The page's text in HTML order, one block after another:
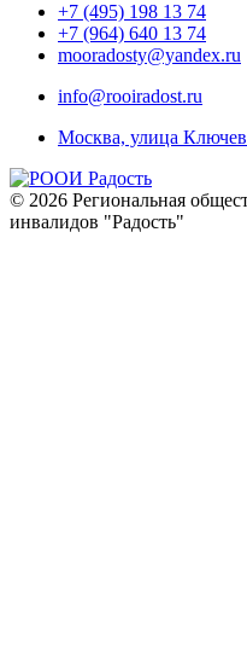
+7 (495) 198 13 74
+7 (964) 640 13 74
mooradosty@yandex.ru
info@rooiradost.ru
Москва, улица
© 2026 Региональная
инвалидов "Радость"